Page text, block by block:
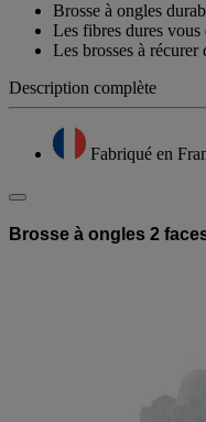
Brosse à ongles
Les fibres dures vous
Les brosses à
Description complète
Fabriqué en
Brosse à ongles 2